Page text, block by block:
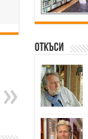
Откъси